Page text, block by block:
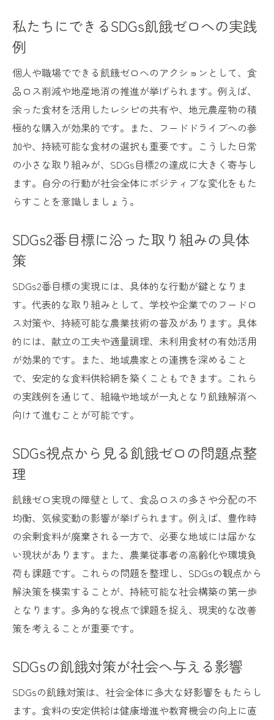
私たちにできるSDGs飢餓ゼロへの実践
例
個人や職場でできる飢餓ゼロへのアクションとして、食
品ロス削減や地産地消の推進が挙げられます。例えば、
余った食材を活用したレシピの共有や、地元農産物の積
極的な購入が効果的です。また、フードドライブへの参
加や、持続可能な食材の選択も重要です。こうした日常
の小さな取り組みが、SDGs目標2の達成に大きく寄与し
ます。自分の行動が社会全体にポジティブな変化をもた
らすことを意識しましょう。
SDGs2番目標に沿った取り組みの具体
策
SDGs2番目標の実現には、具体的な行動が鍵となりま
す。代表的な取り組みとして、学校や企業でのフードロ
ス対策や、持続可能な農業技術の普及があります。具体
的には、献立の工夫や適量調理、未利用食材の有効活用
が効果的です。また、地域農家との連携を深めること
で、安定的な食料供給網を築くこともできます。これら
の実践例を通じて、組織や地域が一丸となり飢餓解消へ
向けて進むことが可能です。
SDGs視点から見る飢餓ゼロの問題点整
理
飢餓ゼロ実現の障壁として、食品ロスの多さや分配の不
均衡、気候変動の影響が挙げられます。例えば、豊作時
の余剰食料が廃棄される一方で、必要な地域には届かな
い現状があります。また、農業従事者の高齢化や環境負
荷も課題です。これらの問題を整理し、SDGsの観点から
解決策を模索することが、持続可能な社会構築の第一歩
となります。多角的な視点で課題を捉え、現実的な改善
策を考えることが重要です。
SDGsの飢餓対策が社会へ与える影響
SDGsの飢餓対策は、社会全体に多大な好影響をもたらし
ます。食料の安定供給は健康増進や教育機会の向上に直